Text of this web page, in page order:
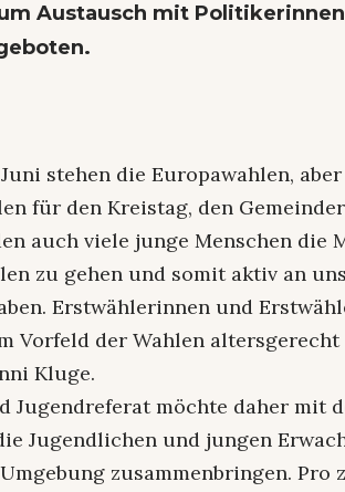
Austausch mit
stehen die Europawahlen,
für den Kreistag, den
auch viele junge Menschen die
zu gehen und somit aktiv an
Erstwählerinnen und
Vorfeld der Wahlen altersgerecht
Kluge.
Jugendreferat möchte daher mit
Jugendlichen und jungen
zusammenbringen. Pro